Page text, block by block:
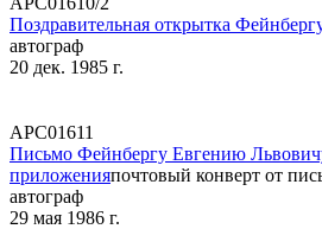
Поздравительная открытка
автограф
20 дек. 1985 г.
АРС01611
Письмо Фейнбергу Евгению
приложенияпочтовый конверт от
автограф
29 мая 1986 г.